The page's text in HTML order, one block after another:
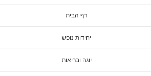
דף הבית
יחידות נופש
יוגה ובריאות